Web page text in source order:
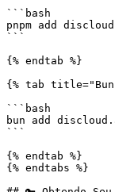
```bash
pnpm add
```
{% endtab %}
{% tab
```bash
bun add
```
{% endtab %}
{% endtabs %}